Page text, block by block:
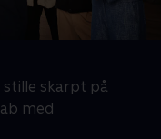
skarpt på
med